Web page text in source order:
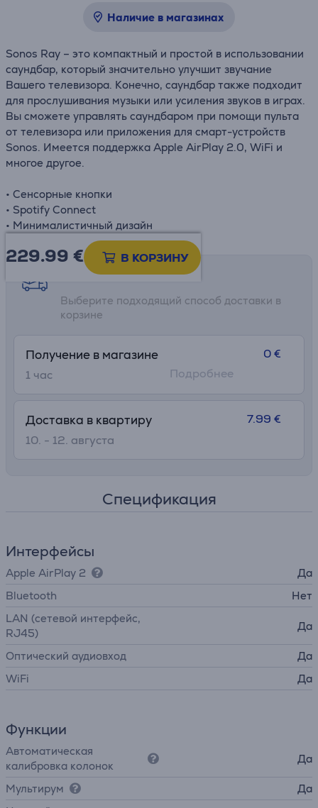
Наличие в магазинах
Sonos Ray – это компактный и простой в использовании
саундбар, который значительно улучшит звучание
Вашего телевизора. Конечно, саундбар также подходит
для прослушивания музыки или усиления звуков в играх.
Вы сможете управлять саундбаром при помощи пульта
от телевизора или приложения для смарт-устройств
Sonos. Имеется поддержка Apple AirPlay 2.0, WiFi и
многое другое.
• Сенсорные кнопки
• Spotify Connect
• Минималистичный дизайн
229.99 € В КОРЗИНУ
Возможности доставки
Выберите подходящий способ доставки в
корзине
Получение в магазине
1 час
0 €
Подробнее
Доставка в квартиру
10. - 12. августа
7.99 €
Спецификация
Интерфейсы
Apple AirPlay 2
Да
Bluetooth
Нет
LAN (сетевой интерфейс,
RJ45)
Да
Оптический аудиовход
Да
WiFi
Да
Функции
Автоматическая
калибровка колонок
Да
Мультирум
Да